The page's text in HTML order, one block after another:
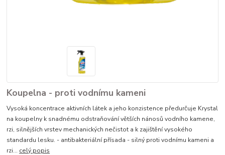
Koupelna - proti vodnímu kameni
Vysoká koncentrace aktivních látek a jeho konzistence předurčuje Krystal
na koupelny k snadnému odstraňování větších nánosů vodního kamene,
rzi, silnějších vrstev mechanických nečistot a k zajištění vysokého
standardu lesku. - antibakteriální přísada - silný proti vodnímu kameni a
rzi... celý popis